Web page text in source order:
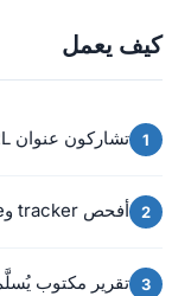
كيف يعمل
تشاركون عنوان URL لموقعكم الإلكتروني
أفحص tracker وcookie ومشاكل الامتثال
تقرير مكتوب يُسلَّم